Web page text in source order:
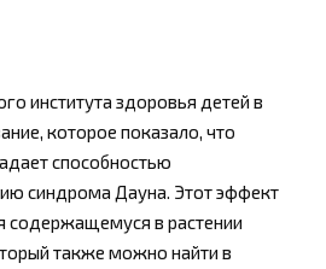
института здоровья детей в
которое показало, что
способностью
синдрома Дауна. Этот эффект
содержащемуся в растении
также можно найти в